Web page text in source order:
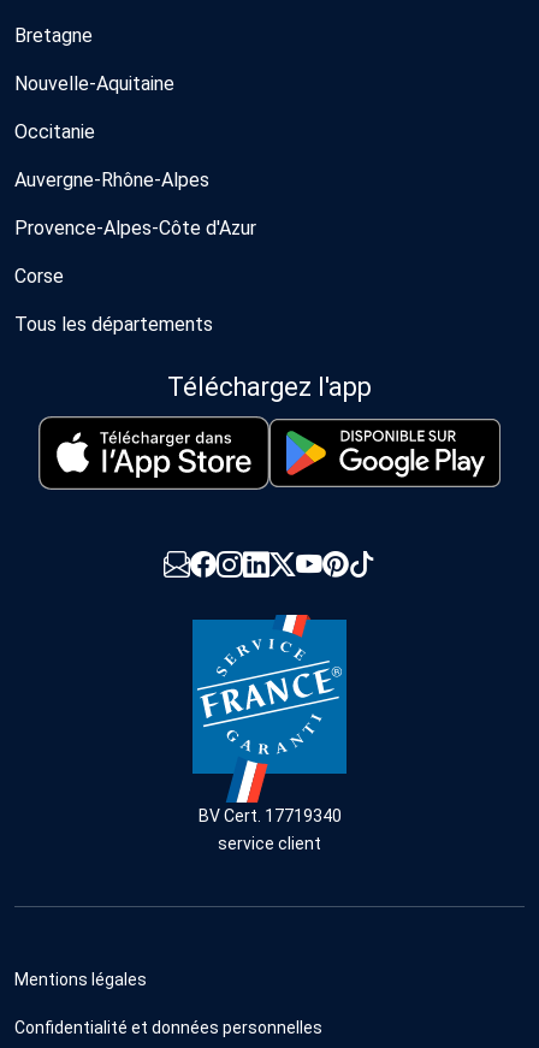
Bretagne
Nouvelle-Aquitaine
Occitanie
Auvergne-Rhône-Alpes
Provence-Alpes-Côte d'Azur
Corse
Tous les départements
Téléchargez l'app
BV Cert. 17719340
service client
Mentions légales
Confidentialité et données personnelles